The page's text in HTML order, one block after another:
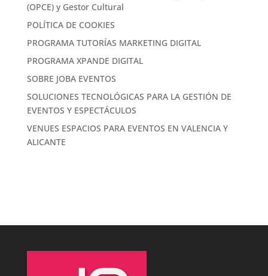
(OPCE) y Gestor Cultural
POLÍTICA DE COOKIES
PROGRAMA TUTORÍAS MARKETING DIGITAL
PROGRAMA XPANDE DIGITAL
SOBRE JOBA EVENTOS
SOLUCIONES TECNOLÓGICAS PARA LA GESTIÓN DE
EVENTOS Y ESPECTÁCULOS
VENUES ESPACIOS PARA EVENTOS EN VALENCIA Y
ALICANTE